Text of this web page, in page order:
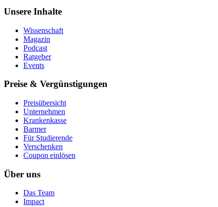
Unsere Inhalte
Wissenschaft
Magazin
Podcast
Ratgeber
Events
Preise & Vergünstigungen
Preisübersicht
Unternehmen
Krankenkasse
Barmer
Für Studierende
Ver­schen­ken
Coupon einlösen
Über uns
Das Team
Impact